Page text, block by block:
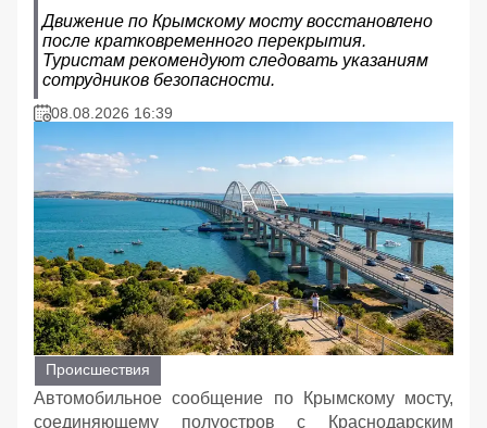
Движение по Крымскому мосту восстановлено
после кратковременного перекрытия.
Туристам рекомендуют следовать указаниям
сотрудников безопасности.
08.08.2026 16:39
Происшествия
Автомобильное сообщение по Крымскому мосту,
соединяющему полуостров с Краснодарским